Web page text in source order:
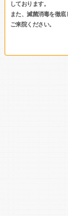
しております。
また、滅菌消毒を徹
ご来院ください。